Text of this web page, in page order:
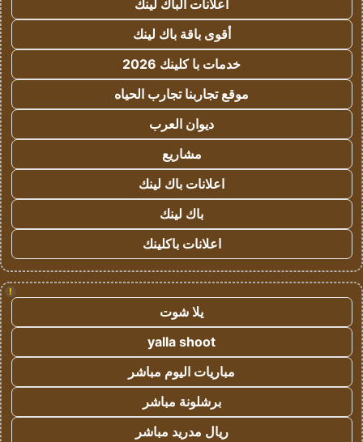
اعلانات الباك لينك
أقوى باقة باك لينك
خدمات با كلينك 2026
موقع تجاربنا تجارب الحياه
ديوان العرب
مشاريع
اعلانات باك لينك
باك لينك
اعلانات باكلينك
!
يلا شوت
yalla shoot
مباريات اليوم مباشر
برشلونة مباشر
ريال مدريد مباشر